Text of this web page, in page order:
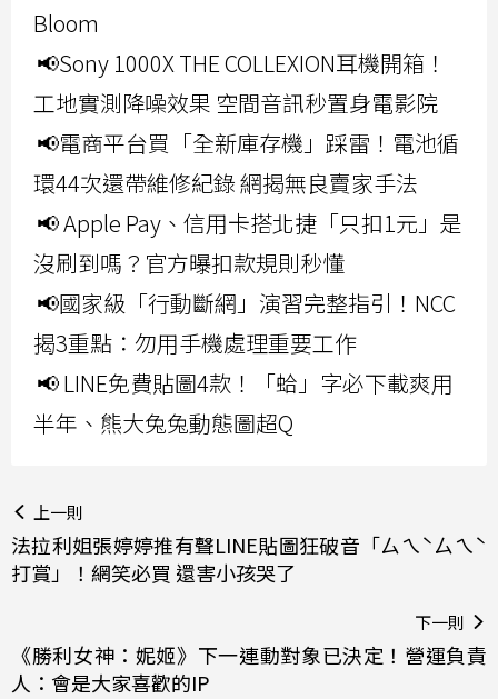
Bloom
📢Sony 1000X THE COLLEXION耳機開箱！
工地實測降噪效果 空間音訊秒置身電影院
📢電商平台買「全新庫存機」踩雷！電池循
環44次還帶維修紀錄 網揭無良賣家手法
📢 Apple Pay、信用卡搭北捷「只扣1元」是
沒刷到嗎？官方曝扣款規則秒懂
📢國家級「行動斷網」演習完整指引！NCC
揭3重點：勿用手機處理重要工作
📢 LINE免費貼圖4款！「蛤」字必下載爽用
半年、熊大兔兔動態圖超Q
上一則
法拉利姐張婷婷推有聲LINE貼圖狂破音「ㄙㄟˋㄙㄟˋ
打賞」！網笑必買 還害小孩哭了
下一則
《勝利女神：妮姬》下一連動對象已決定！營運負責
人：會是大家喜歡的IP